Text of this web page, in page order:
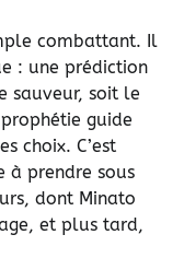
combattant. Il
: une prédiction
sauveur, soit le
guide
choix. C’est
à prendre sous
dont Minato
et plus tard,